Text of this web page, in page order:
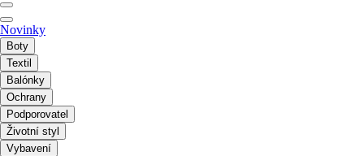
Novinky
Boty
Textil
Balónky
Ochrany
Podporovatel
Životní styl
Vybavení